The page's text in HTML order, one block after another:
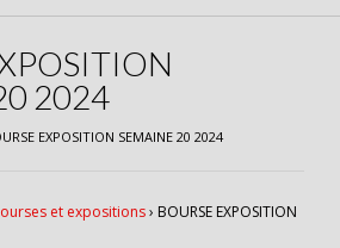
2024
EXPOSITION SEMAINE 20 2024
et expositions› BOURSE EXPOSITION